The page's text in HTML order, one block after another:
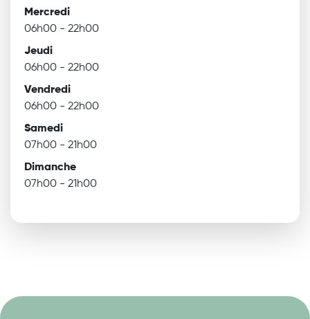
Mercredi
06h00 - 22h00
Jeudi
06h00 - 22h00
Vendredi
06h00 - 22h00
Samedi
07h00 - 21h00
Dimanche
07h00 - 21h00